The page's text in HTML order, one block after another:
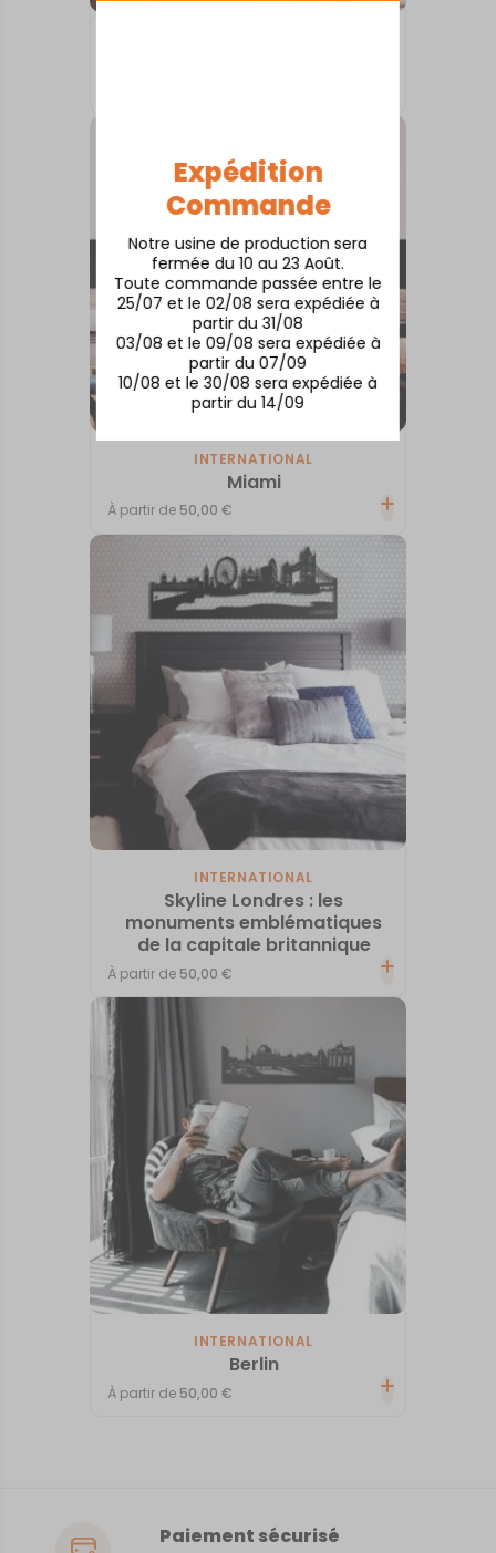
Expédition
Commande
Notre usine de production sera
fermée du 10 au 23 Août.
Toute commande passée entre le
25/07 et le 02/08 sera expédiée à
partir du 31/08
03/08 et le 09/08 sera expédiée à
partir du 07/09
10/08 et le 30/08 sera expédiée à
partir du 14/09
INTERNATIONAL
Miami
À partir de 50,00€
INTERNATIONAL
Skyline Londres : les
monuments emblématiques
de la capitale britannique
À partir de 50,00€
INTERNATIONAL
Berlin
À partir de 50,00€
Paiement sécurisé